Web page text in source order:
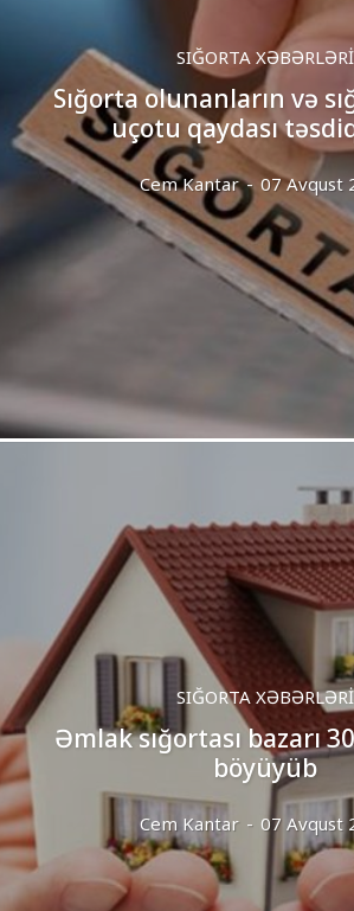
SIĞORTA XƏBƏRLƏRI
Sığorta olunanların və
uçotu qaydası
Cem Kantar - 07 Avqust
SIĞORTA XƏBƏRLƏRI
Əmlak sığortası bazarı
böyüyüb
Cem Kantar - 07 Avqust